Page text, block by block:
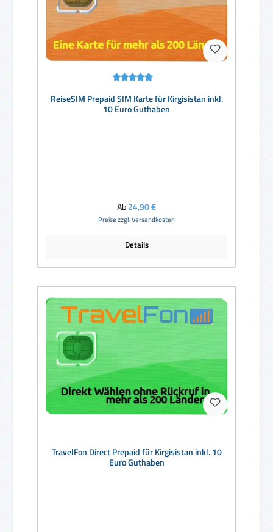
ReiseSIM Prepaid SIM Karte für Kirgisistan inkl.
10 Euro Guthaben
Regulärer Preis:
Ab24,90 €
Preise zzgl. Versandkosten
Details
TravelFon Direct Prepaid für Kirgisistan inkl. 10
Euro Guthaben